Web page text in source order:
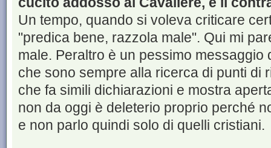
Un tempo, quando si voleva criticare
"predica bene, razzola male". Qui mi
male. Peraltro è un pessimo
che sono sempre alla ricerca di punti di
che fa simili dichiarazioni e mostra
non da oggi è deleterio proprio perché
e non parlo quindi solo di quelli cristiani.